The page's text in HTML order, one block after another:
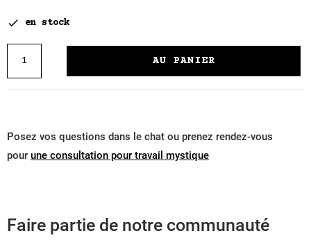
 en stock
AU PANIER
Posez vos questions dans le chat ou prenez rendez-vous
pour une consultation pour travail mystique
Faire partie de notre communauté